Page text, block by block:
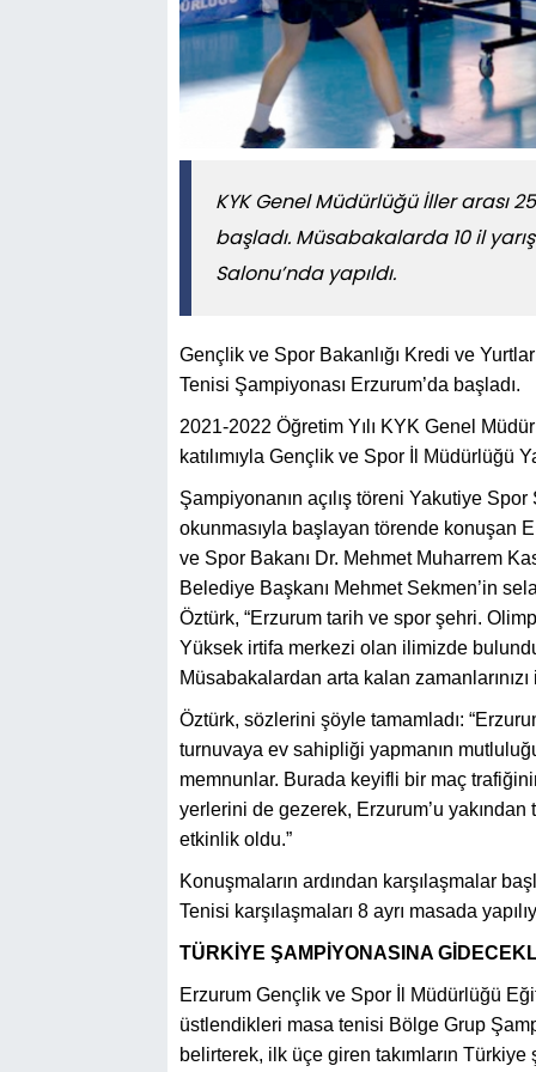
KYK Genel Müdürlüğü İller arası
başladı. Müsabakalarda 10 il
Salonu’nda yapıldı.
Gençlik ve Spor Bakanlığı Kredi ve
Tenisi Şampiyonası Erzurum’da başladı.
2021-2022 Öğretim Yılı KYK Genel
katılımıyla Gençlik ve Spor İl Müdürlüğü
Şampiyonanın açılış töreni Yakutiye Spor
okunmasıyla başlayan törende konuşan
ve Spor Bakanı Dr. Mehmet Muharrem
Belediye Başkanı Mehmet Sekmen’in
Öztürk, “Erzurum tarih ve spor şehri.
Yüksek irtifa merkezi olan ilimizde
Müsabakalardan arta kalan
Öztürk, sözlerini şöyle tamamladı:
turnuvaya ev sahipliği yapmanın
memnunlar. Burada keyifli bir maç
yerlerini de gezerek, Erzurum’u
etkinlik oldu.”
Konuşmaların ardından karşılaşmalar
Tenisi karşılaşmaları 8 ayrı masada
TÜRKİYE ŞAMPİYONASINA
Erzurum Gençlik ve Spor İl Müdürlüğü
üstlendikleri masa tenisi Bölge Grup
belirterek, ilk üçe giren takımların